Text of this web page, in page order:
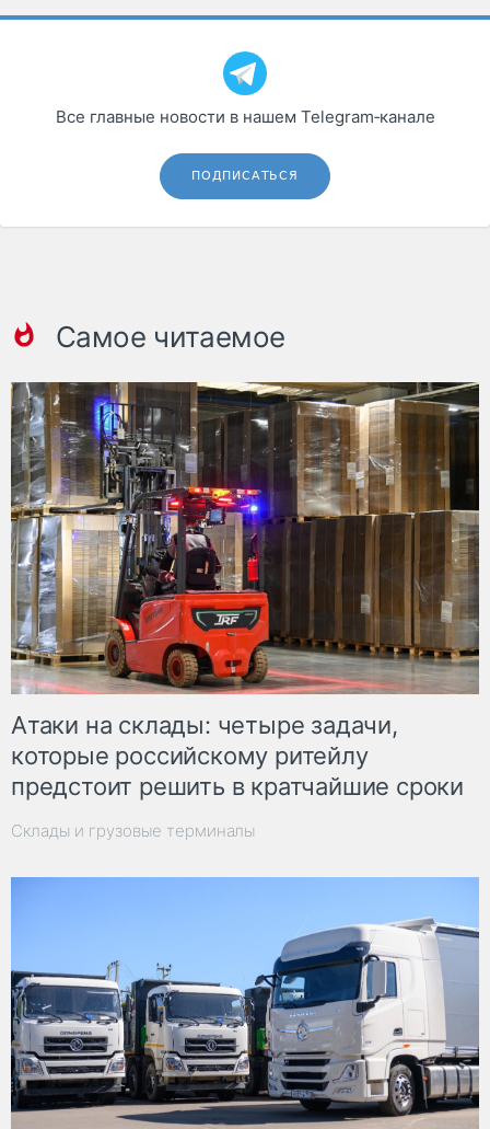
Все главные новости в нашем Telegram‑канале
ПОДПИСАТЬСЯ
Самое читаемое
Атаки на склады: четыре задачи,
которые российскому ритейлу
предстоит решить в кратчайшие сроки
Склады и грузовые терминалы